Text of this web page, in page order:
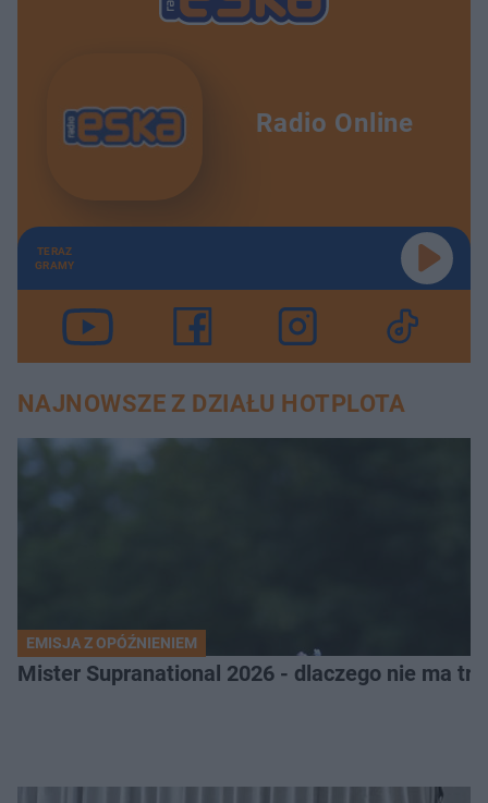
Radio Online
TERAZ
GRAMY
NAJNOWSZE Z DZIAŁU HOTPLOTA
EMISJA Z OPÓŹNIENIEM
Mister Supranational 2026 - dlaczego nie ma